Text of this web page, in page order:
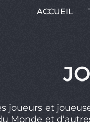
ACCUEIL
joueurs et
Monde et